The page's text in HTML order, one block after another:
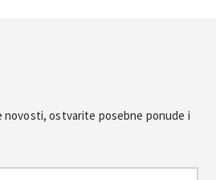
novosti, ostvarite posebne ponude i